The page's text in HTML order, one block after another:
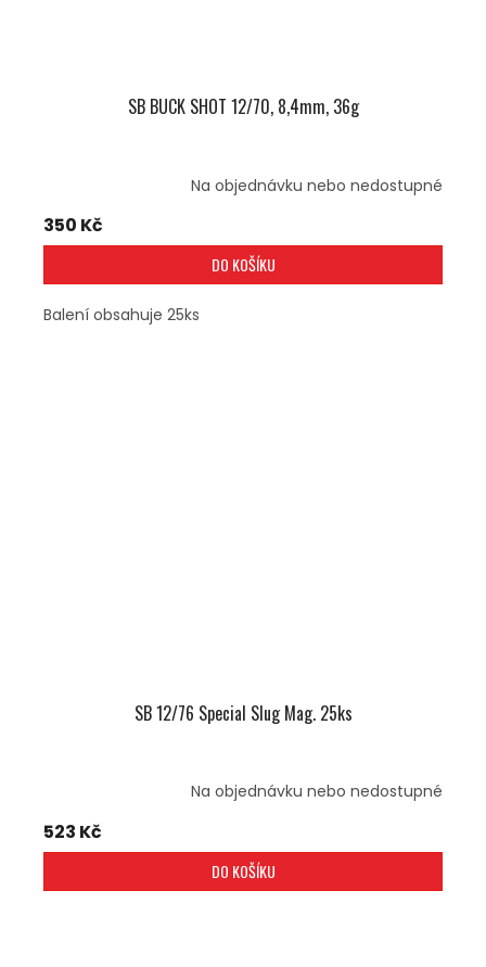
SB BUCK SHOT 12/70, 8,4mm, 36g
Na objednávku nebo nedostupné
350 Kč
DO KOŠÍKU
Balení obsahuje 25ks
SB 12/76 Special Slug Mag. 25ks
Na objednávku nebo nedostupné
523 Kč
DO KOŠÍKU